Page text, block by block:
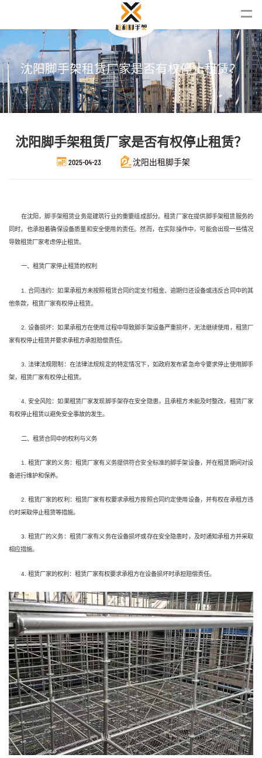
沈阳脚手架租赁厂家是否有权停止租赁？
沈阳脚手架租赁厂家是否有权停止租赁？
2025-04-23 沈阳出租脚手架
在沈阳，脚手架租赁业务是建筑行业的重要组成部分。租赁厂家在提供脚手架租赁服务的
同时，也承担着确保设备质量和安全使用的责任。然而，在实际操作中，可能会出现一些情况
导致租赁厂家考虑停止租赁。
一、租赁厂家停止租赁的权利
1. 合同违约：如果承租方未按照租赁合同约定支付租金、逾期归还设备或违反合同中的其
他条款，租赁厂家有权停止租赁。
2. 设备损坏：如果承租方在使用过程中导致脚手架设备严重损坏，无法继续使用，租赁厂
家有权停止租赁并要求承租方承担赔偿责任。
3. 法律法规限制：在法律法规规定的特定情况下，如政府发布紧急命令要求停止使用脚手
架，租赁厂家有权停止租赁。
4. 安全风险：如果租赁厂家发现脚手架存在安全隐患，且承租方未能及时整改，租赁厂家
有权停止租赁以避免安全事故的发生。
二、租赁合同中的权利与义务
1. 租赁厂家的义务：租赁厂家有义务提供符合安全标准的脚手架设备，并在租赁期间对设
备进行维护和保养。
2. 租赁厂家的权利：租赁厂家有权要求承租方按照合同约定使用设备，并有权在承租方违
约时采取停止租赁等措施。
3. 租赁厂的义务：租赁厂家有义务在设备损坏或存在安全隐患时，及时通知承租方并采取
相应措施。
4. 租赁厂家的权利：租赁厂家有权要求承租方在设备损坏时承担赔偿责任。